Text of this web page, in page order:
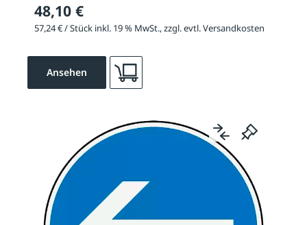
48,10 €
57,24 € / Stück inkl. 19 % MwSt., zzgl. evtl. Versandkosten
Ansehen